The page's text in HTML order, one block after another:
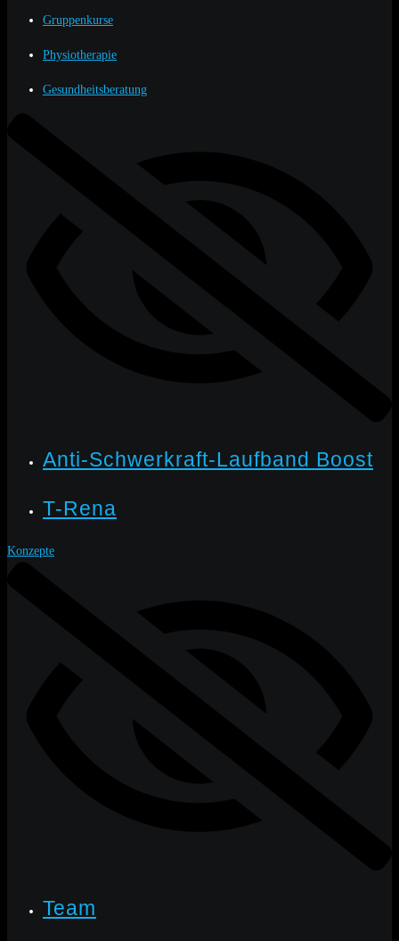
Gruppenkurse
Physiotherapie
Gesundheitsberatung
Anti-Schwerkraft-Laufband Boost
T-Rena
Konzepte
Team